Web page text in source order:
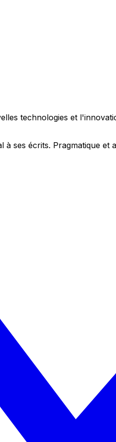
technologies et
ses écrits. Pragmatique